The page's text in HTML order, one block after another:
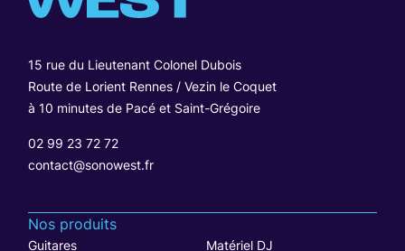
15 rue du Lieutenant Colonel Dubois
Route de Lorient Rennes / Vezin le Coquet
à 10 minutes de Pacé et Saint-Grégoire
02 99 23 72 72
contact@sonowest.fr
Nos produits
Guitares
Matériel DJ